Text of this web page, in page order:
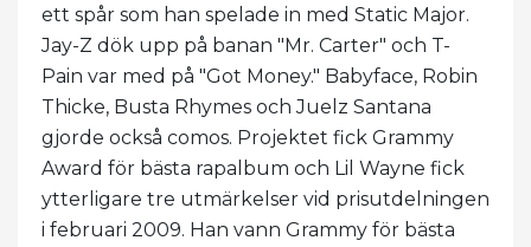
ett spår som han spelade in med Static Major.
Jay-Z dök upp på banan "Mr. Carter" och T-
Pain var med på "Got Money." Babyface, Robin
Thicke, Busta Rhymes och Juelz Santana
gjorde också comos. Projektet fick Grammy
Award för bästa rapalbum och Lil Wayne fick
ytterligare tre utmärkelser vid prisutdelningen
i februari 2009. Han vann Grammy för bästa